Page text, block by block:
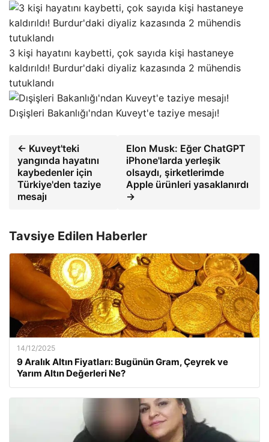
3 kişi hayatını kaybetti, çok sayıda kişi hastaneye
kaldırıldı! Burdur'daki diyaliz kazasında 2 mühendis
tutuklandı
Dışişleri Bakanlığı'ndan Kuveyt'e taziye mesajı!
← Kuveyt'teki
yangında hayatını
kaybedenler için
Türkiye'den taziye
mesajı
Elon Musk: Eğer ChatGPT
iPhone'larda yerleşik
olsaydı, şirketlerimde
Apple ürünleri yasaklanırdı
→
Tavsiye Edilen Haberler
14/12/2025
9 Aralık Altın Fiyatları: Bugünün Gram, Çeyrek ve
Yarım Altın Değerleri Ne?